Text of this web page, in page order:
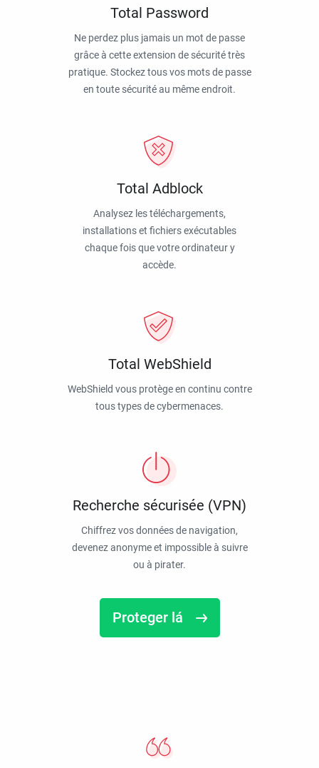
Total Password
Ne perdez plus jamais un mot de passe
grâce à cette extension de sécurité très
pratique. Stockez tous vos mots de passe
en toute sécurité au même endroit.
Total Adblock
Analysez les téléchargements,
installations et fichiers exécutables
chaque fois que votre ordinateur y
accède.
Total WebShield
WebShield vous protège en continu contre
tous types de cybermenaces.
Recherche sécurisée (VPN)
Chiffrez vos données de navigation,
devenez anonyme et impossible à suivre
ou à pirater.
Proteger lá